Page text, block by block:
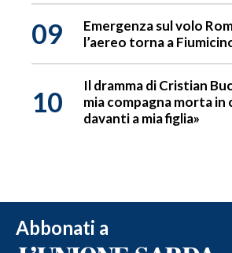
09
Emergenza sul volo
l’aereo torna a
10
Il dramma di Cristian
mia compagna morta in
davanti a mia figlia»
Abbonati a